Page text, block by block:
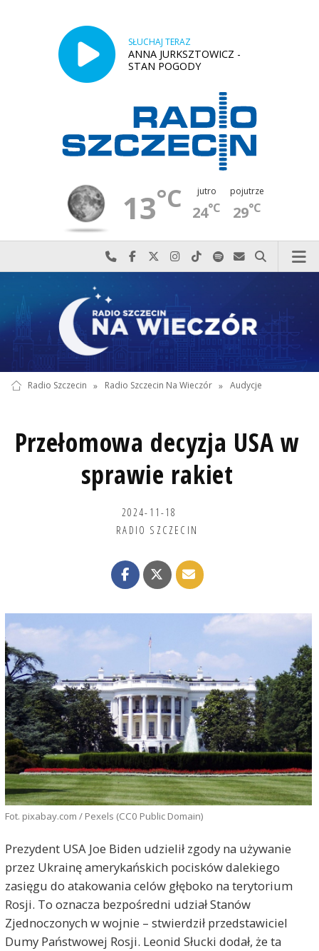
SŁUCHAJ TERAZ
ANNA JURKSZTOWICZ -
STAN POGODY
13°C jutro
24°C
pojutrze
29°C
Najlepiej po prostu do nas zadzwoń
Odwiedź nas na Facebook-u
Odwiedź nas na X
Odwiedź nas na Instagram-ie
Odwiedź nas na TikTok-u
Szukaj nas na Spotify
Wyślij do nas
Szukaj
Radio Szczecin » Radio Szczecin Na Wieczór » Audycje
Przełomowa decyzja USA w
sprawie rakiet
2024-11-18
RADIO SZCZECIN
Fot. pixabay.com / Pexels (CC0 Public Domain)
Prezydent USA Joe Biden udzielił zgody na używanie
przez Ukrainę amerykańskich pocisków dalekiego
zasięgu do atakowania celów głęboko na terytorium
Rosji. To oznacza bezpośredni udział Stanów
Zjednoczonych w wojnie – stwierdził przedstawiciel
Dumy Państwowej Rosji. Leonid Słucki dodał, że ta